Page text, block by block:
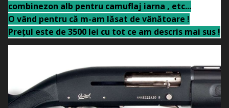
combinezon alb pentru camuflaj iarna , etc...
O vând pentru că m-am lăsat de vânătoare !
Prețul este de 3500 lei cu tot ce am descris mai sus !